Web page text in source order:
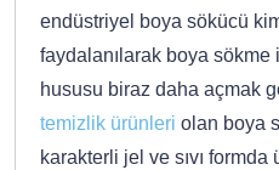
endüstriyel boya sökücü
faydalanılarak boya sökme
hususu biraz daha açmak
temizlik ürünleri olan boya
karakterli jel ve sıvı